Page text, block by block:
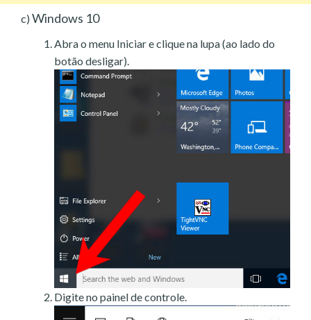
c) Windows 10
Abra o menu Iniciar e clique na lupa (ao lado do
botão desligar).
Digite no painel de controle.